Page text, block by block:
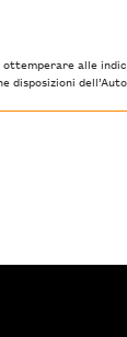
alle
disposizioni